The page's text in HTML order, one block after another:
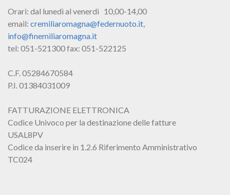
Orari: dal lunedì al venerdì 10,00-14,00
email: cremiliaromagna@federnuoto.it,
info@finemiliaromagna.it
tel: 051-521300 fax: 051-522125
C.F. 05284670584
P.I. 01384031009
FATTURAZIONE ELETTRONICA
Codice Univoco per la destinazione delle fatture
USAL8PV
Codice da inserire in 1.2.6 Riferimento Amministrativo
TC024